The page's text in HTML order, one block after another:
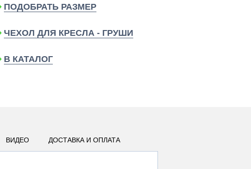
ПОДОБРАТЬ РАЗМЕР
ЧЕХОЛ ДЛЯ КРЕСЛА - ГРУШИ
В КАТАЛОГ
ВИДЕО ДОСТАВКА И ОПЛАТА